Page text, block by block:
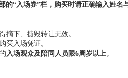
“入场券”栏，购买时请正确输入姓名
摘下、撕毁转让无效。
买入场凭证。
入场观众及陪同人员限6周岁以上 。